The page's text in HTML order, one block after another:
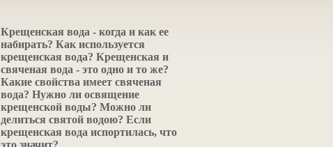
Крещенская вода - когда и как ее
набирать? Как используется
крещенская вода? Крещенская и
свяченая вода - это одно и то же?
Какие свойства имеет свяченая
вода? Нужно ли освящение
крещенской воды? Можно ли
делиться святой водою? Если
крещенская вода испортилась, что
это значит?